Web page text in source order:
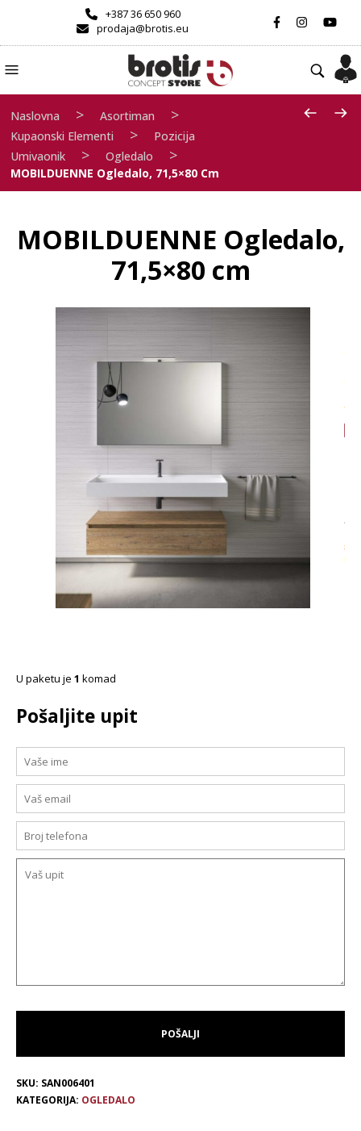
+387 36 650 960
prodaja@brotis.eu
Naslovna > Asortiman >
Kupaonski Elementi >
Pozicija
Umivaonik
> Ogledalo >
MOBILDUENNE Ogledalo, 71,5×80 Cm
MOBILDUENNE Ogledalo,
71,5×80 cm
U paketu je 1 komad
Pošaljite upit
SKU: SAN006401
KATEGORIJA: OGLEDALO